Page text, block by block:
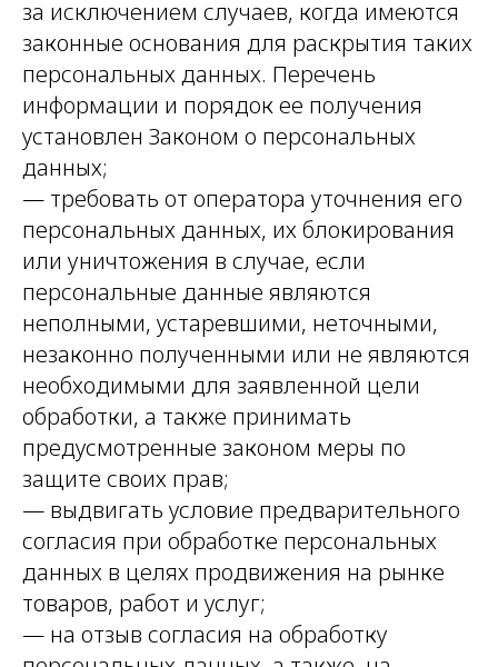
за исключением случаев, когда имеются
законные основания для раскрытия таких
персональных данных. Перечень
информации и порядок ее получения
установлен Законом о персональных
данных;
— требовать от оператора уточнения его
персональных данных, их блокирования
или уничтожения в случае, если
персональные данные являются
неполными, устаревшими, неточными,
незаконно полученными или не являются
необходимыми для заявленной цели
обработки, а также принимать
предусмотренные законом меры по
защите своих прав;
— выдвигать условие предварительного
согласия при обработке персональных
данных в целях продвижения на рынке
товаров, работ и услуг;
— на отзыв согласия на обработку